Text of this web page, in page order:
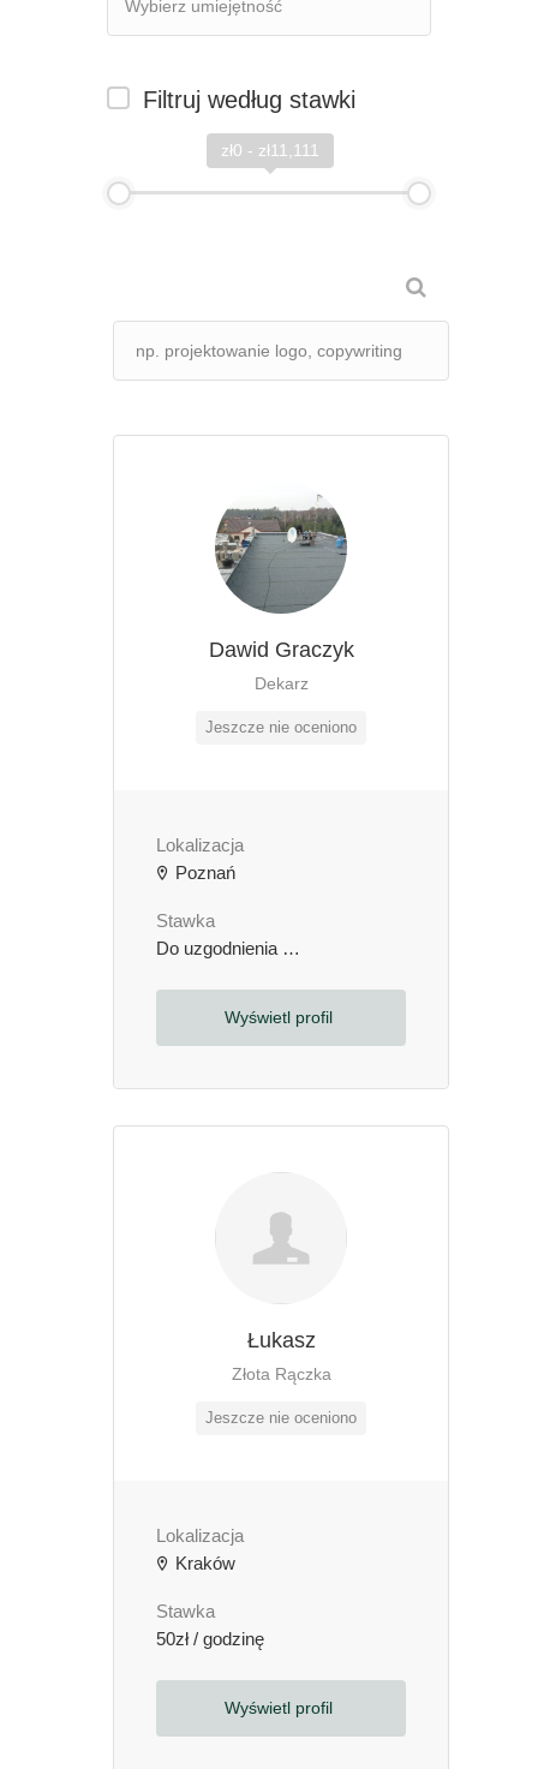
Filtruj według stawki
zł0 - zł11,111
Dawid Graczyk
Dekarz
Jeszcze nie oceniono
Lokalizacja
Poznań
Stawka
Do uzgodnienia
Wyświetl profil
Łukasz
Złota Rączka
Jeszcze nie oceniono
Lokalizacja
Kraków
Stawka
50zł / godzinę
Wyświetl profil